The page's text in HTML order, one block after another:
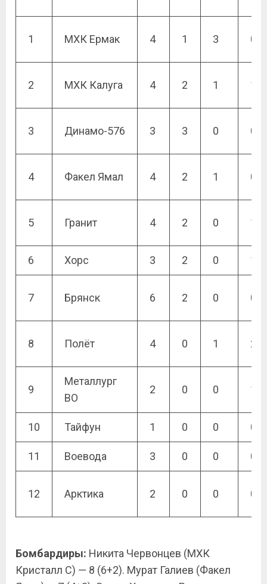
1 МХК Ермак 4 1 3 0
2 МХК Калуга 4 2 1 1
3 Динамо-576 3 3 0 0
4 Факел Ямал 4 2 1 0
5 Гранит 4 2 0 1
6 Хорс 3 2 0 1
7 Брянск 6 2 0 0
8 Полёт 4 0 1 2
9
Металлург
ВО
2 0 0 1
10 Тайфун 1 0 0 0
11 Воевода 3 0 0 0
12 Арктика 2 0 0 0
Бомбардиры: Никита Червонцев (МХК
Кристалл С) — 8 (6+2). Мурат Галиев (Факел